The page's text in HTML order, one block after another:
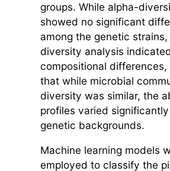
groups. While alpha-
showed no significant
among the genetic
diversity analysis
compositional differences,
that while microbial
diversity was similar, the
profiles varied
genetic backgrounds.
Machine learning models
employed to classify the